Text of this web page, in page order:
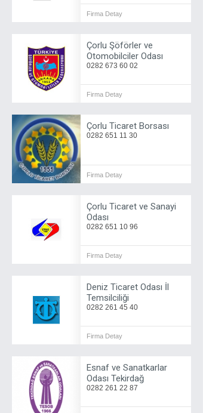
Firma Detay
Çorlu Şöförler ve
Otomobilciler Odası
0282 673 60 02
Firma Detay
Çorlu Ticaret Borsası
0282 651 11 30
Firma Detay
Çorlu Ticaret ve Sanayi
Odası
0282 651 10 96
Firma Detay
Deniz Ticaret Odası İl
Temsilciliği
0282 261 45 40
Firma Detay
Esnaf ve Sanatkarlar
Odası Tekirdağ
0282 261 22 87